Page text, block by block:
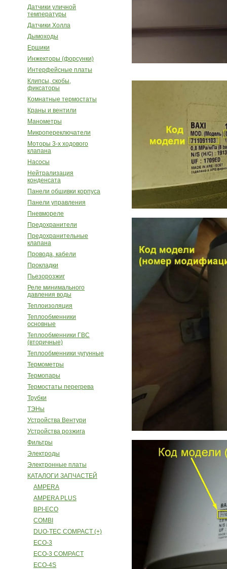
Датчики уличной
температуры
Датчики Холла
Дымоходы
Ершики
Инжекторы (форсунки)
Интерфейсные платы
Клипсы, скобы,
фиксаторы
Комнатные термостаты
Краны и вентили
Манометры
Микропереключатели
Моторы 3-х ходового
клапана
Насосы
Нейтрализация
конденсата
Панели обшивки корпуса
Панели управления
Пневмореле
Предохранители
Предохранительные
клапана
Провода, кабели
Прокладки
Пьезорозжиг
Реле минимального
давления воды
Теплоизоляция
Теплообменники
основные
Теплообменники ГВС
(вторичные)
Теплообменники чугунные
Термометры
Термопары
Термостаты перегрева
Трубки
ТЭНы
Устройства Вентури
Устройства розжига
Фильтры
Электроды
Электронные платы
КАТАЛОГИ ЗАПЧАСТЕЙ
AMPERA
AMPERA PLUS
BPI-ECO
COMBI
DUO-TEC COMPACT (+)
ECO-3
ECO-3 COMPACT
ECO-4S